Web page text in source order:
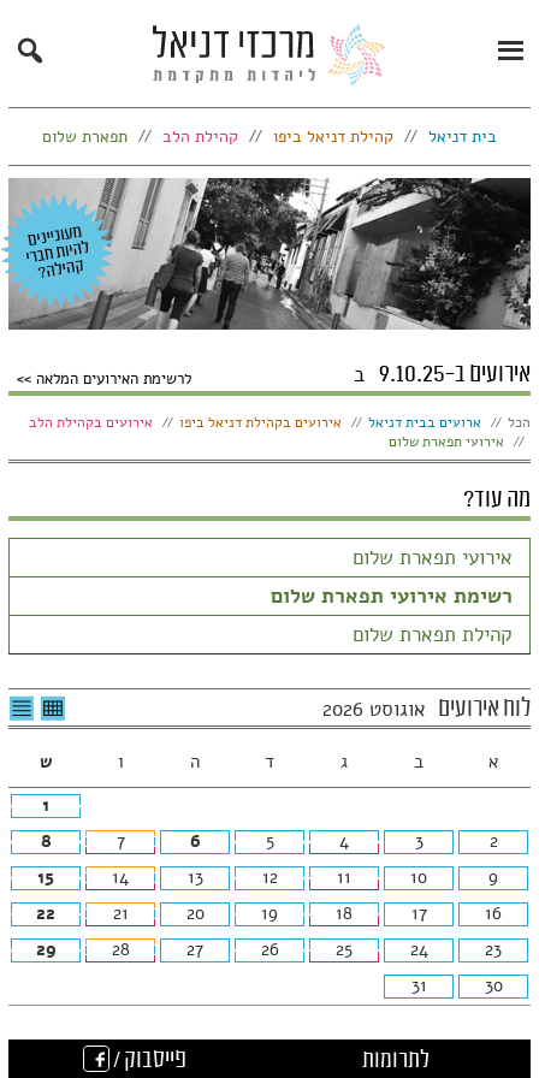
Primary
Menu
Search
בית דניאל קהילת דניאל ביפו קהילת הלב תפארת שלום
אירועים ב-9.10.25 ב לרשימת האירועים המלאה
הצג:
הכל ארועים בבית דניאל אירועים בקהילת דניאל ביפו
אירועים בקהילת הלב
אירועי תפארת שלום
מה עוד?
אירועי תפארת שלום
רשימת אירועי תפארת שלום
קהילת תפארת שלום
לוח אירועים אוגוסט 2026 לצפיה
בטבלה
א ב ג ד ה ו
ש
1
2
3
4
5
6
7
8
9
10
11
12
13
14
15
16
17
18
19
20
21
22
23
24
25
26
27
28
29
30
31
לתרומות פייסבוק /